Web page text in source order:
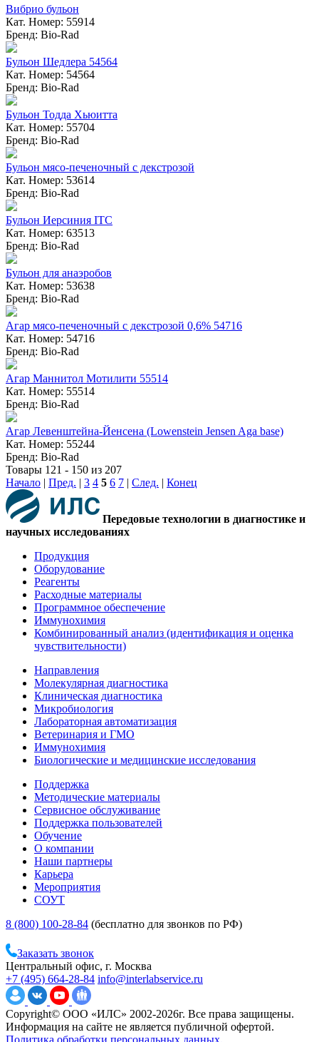
Вибрио бульон
Кат. Номер: 55914
Бренд: Bio-Rad
Бульон Шедлера 54564
Кат. Номер: 54564
Бренд: Bio-Rad
Бульон Тодда Хьюитта
Кат. Номер: 55704
Бренд: Bio-Rad
Бульон мясо-печеночный с декстрозой
Кат. Номер: 53614
Бренд: Bio-Rad
Бульон Иерсиния ITC
Кат. Номер: 63513
Бренд: Bio-Rad
Бульон для анаэробов
Кат. Номер: 53638
Бренд: Bio-Rad
Агар мясо-печеночный с декстрозой 0,6% 54716
Кат. Номер: 54716
Бренд: Bio-Rad
Агар Маннитол Мотилити 55514
Кат. Номер: 55514
Бренд: Bio-Rad
Агар Левенштейна-Йенсена (Lowenstein Jensen Aga base)
Кат. Номер: 55244
Бренд: Bio-Rad
Товары 121 - 150 из 207
Начало | Пред. | 3 4 5 6 7 | След. | Конец
Передовые технологии в диагностике и
научных исследованиях
Продукция
Оборудование
Реагенты
Расходные материалы
Программное обеспечение
Иммунохимия
Комбинированный анализ (идентификация и оценка
чувствительности)
Направления
Молекулярная диагностика
Клиническая диагностика
Микробиология
Лабораторная автоматизация
Ветеринария и ГМО
Иммунохимия
Биологические и медицинские исследования
Поддержка
Методические материалы
Сервисное обслуживание
Поддержка пользователей
Обучение
О компании
Наши партнеры
Карьера
Мероприятия
СОУТ
8 (800) 100-28-84 (бесплатно для звонков по РФ)
Заказать звонок
Центральный офис, г. Москва
+7 (495) 664-28-84 info@interlabservice.ru
Copyright© ООО «ИЛС» 2002-2026г. Все права защищены.
Информация на сайте не является публичной офертой.
Политика обработки персональных данных.